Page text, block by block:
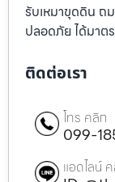
รับเหมาขุดดิน ถ
ปลอดภัย ได้มาต
ติดต่อเรา
โทร คลิก
099-
แอดไลน์